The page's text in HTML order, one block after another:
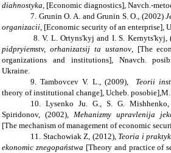
diahnostyka, [Economic diagnostics], Navch.-
7. Grunin O. A. and Grunin S. O., (2002)
organizacii, [Economic security of an enterprise],
8. V. L. Ortyns'kyj and I. S. Kernyts'kyj,
pidpryiemstv, orhanizatsij ta ustanov, [The
organizations and institutions], Nnavch.
Ukraine.
9. Tambovcev V. L., (2009), Teorii
theory of institutional change], Ucheb.
10. Lysenko Ju. G., S. G.
Spiridonov, (2002), Mehanizmy upravlenija
[The mechanism of management of economic
11. Stachowiak Z, (2012), Teoria i
ekonomic znegopaństwa [Theory and practice of